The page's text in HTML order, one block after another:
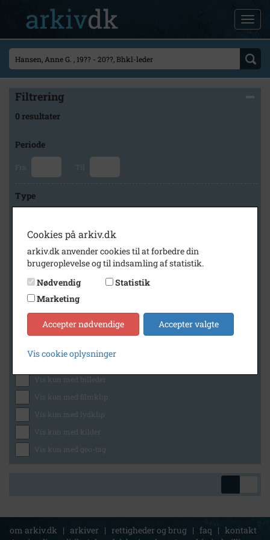
Filtrering
0 resultater
Periode
Fra Til
Type
Arkiv
Holbæk Stadsarkiv
Generelt
Vis kun med billeder
Vis kun med filmklip
Vis kun med lydklip
Vis kun med kilder
Vis kun med geo-tag
om arkiv.dk | arkiver | rettigheder og brug | faq | kontakt
Cookies på arkiv.dk
arkiv.dk anvender cookies til at forbedre din
brugeroplevelse og til indsamling af statistik.
Nødvendig
Statistik
Marketing
Accepter nødvendige Accepter valgte
Vis cookie oplysninger